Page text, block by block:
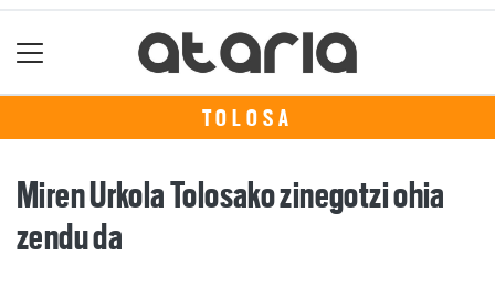
TOLOSA
Miren Urkola Tolosako zinegotzi ohia
zendu da